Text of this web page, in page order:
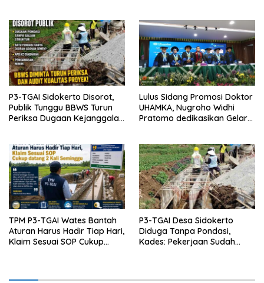
P3-TGAI Sidokerto Disorot,
Publik Tunggu BBWS Turun
Periksa Dugaan Kejanggalan
Lulus Sidang Promosi Doktor
UHAMKA, Nugroho Widhi
Pratomo dedikasikan Gelar
TPM P3-TGAI Wates Bantah
Aturan Harus Hadir Tiap Hari,
Klaim Sesuai SOP Cukup
P3-TGAI Desa Sidokerto
Diduga Tanpa Pondasi,
Kades: Pekerjaan Sudah